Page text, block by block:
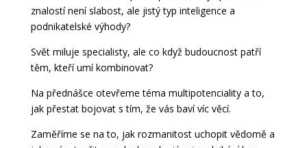
znalostí není slabost, ale jistý typ inteligence a
podnikatelské výhody?
Svět miluje specialisty, ale co když budoucnost patří
těm, kteří umí kombinovat?
Na přednášce otevřeme téma multipotenciality a to,
jak přestat bojovat s tím, že vás baví víc věcí.
Zaměříme se na to, jak rozmanitost uchopit vědomě a